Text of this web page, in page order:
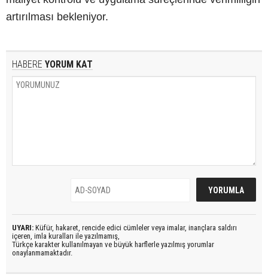
artırılması bekleniyor.
HABERE YORUM KAT
UYARI: Küfür, hakaret, rencide edici cümleler veya imalar, inançlara saldırı
içeren, imla kuralları ile yazılmamış,
Türkçe karakter kullanılmayan ve büyük harflerle yazılmış yorumlar
onaylanmamaktadır.